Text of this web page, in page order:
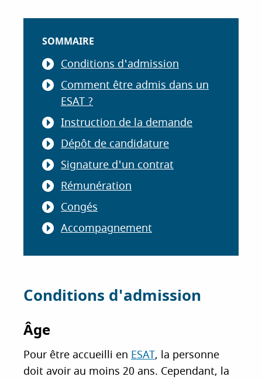
SOMMAIRE
Conditions d'admission
Comment être admis dans un
ESAT ?
Instruction de la demande
Dépôt de candidature
Signature d'un contrat
Rémunération
Congés
Accompagnement
Conditions d'admission
Âge
Pour être accueilli en ESAT, la personne
doit avoir au moins 20 ans. Cependant, la